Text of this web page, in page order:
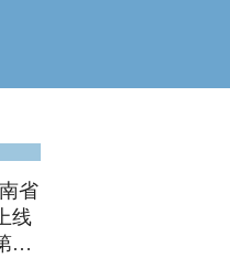
省
线
二